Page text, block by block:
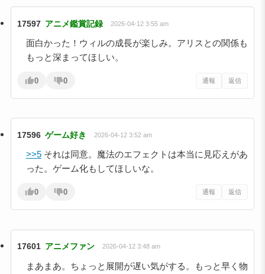
17597 アニメ鑑賞記録 2026-04-12 3:55 am
面白かった！ウィルの成長が楽しみ。アリスとの関係も
もっと深まってほしい。
0 0 通報 返信
17596 ゲーム好き 2026-04-12 3:52 am
>>5それは同意。魔法のエフェクトは本当に見応えがあ
った。ゲーム化もしてほしいな。
0 0 通報 返信
17601 アニメファン 2026-04-12 3:48 am
まあまあ。ちょっと展開が遅い気がする。もっと早く物